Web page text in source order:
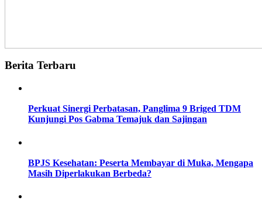
Berita Terbaru
Perkuat Sinergi Perbatasan, Panglima 9 Briged TDM
Kunjungi Pos Gabma Temajuk dan Sajingan
BPJS Kesehatan: Peserta Membayar di Muka, Mengapa
Masih Diperlakukan Berbeda?